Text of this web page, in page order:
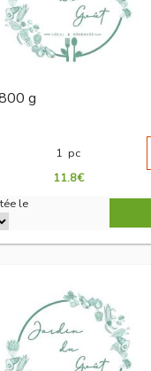
g
1 pc
11.8€
le